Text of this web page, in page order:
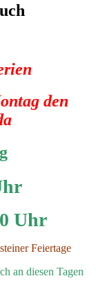
den
Uhr
Feiertage
an diesen Tagen